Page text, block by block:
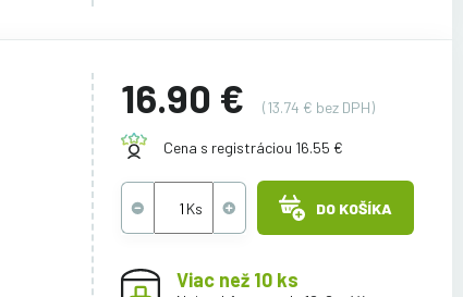
16.90 € (13.74 € bez DPH)
Cena s registráciou 16.55 €
DO KOŠÍKA
Viac než 10 ks